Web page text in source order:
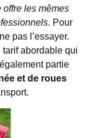
offre les mêmes
. Pour
pas l’essayer.
tarif abordable qui
partie
et de roues